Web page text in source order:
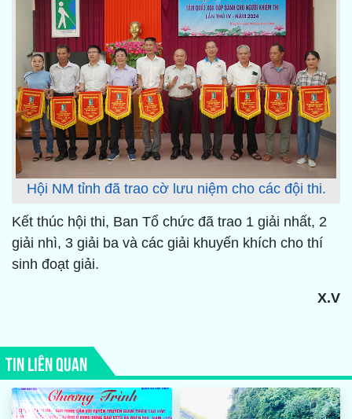
Hội NM tỉnh đã trao cờ lưu niệm cho các đội thi.
Kết thúc hội thi, Ban Tổ chức đã trao 1 giải nhất, 2
giải nhì, 3 giải ba và các giải khuyến khích cho thí
sinh đoạt giải.
X.V
TIN LIÊN QUAN